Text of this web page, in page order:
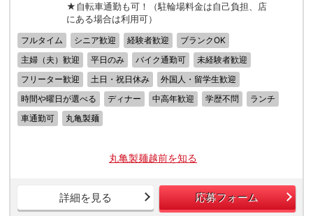
★自転車通勤も可！（駐輪場料金は自己負担、店
にある場合は利用可）
フルタイム シニア歓迎 経験者歓迎
ブランクOK
主婦（夫）歓迎
平日のみ バイク通勤可
未経験者歓迎
フリーター歓迎
土日・祝日休み
外国人・留学生歓迎
時間や曜日が選べる
ディナー 中高年歓迎 学歴不問
ランチ
車通勤可
丸亀製麺
丸亀製麺越前を知る
詳細を見る 応募フォーム